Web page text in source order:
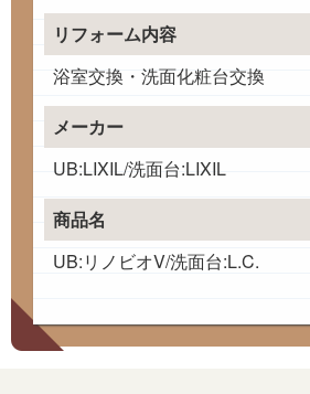
リフォーム内容
浴室交換・洗面化粧台交換
メーカー
UB:LIXIL/洗面台:LIXIL
商品名
UB:リノビオV/洗面台:L.C.